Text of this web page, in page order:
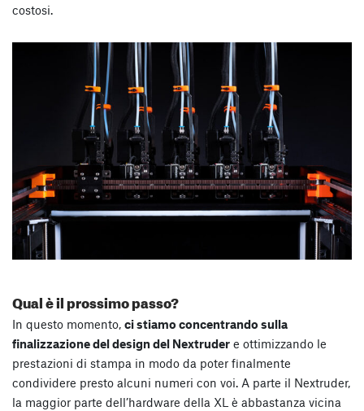
costosi.
Qual è il prossimo passo?
In questo momento, ci stiamo concentrando sulla
finalizzazione del design del Nextruder e ottimizzando le
prestazioni di stampa in modo da poter finalmente
condividere presto alcuni numeri con voi. A parte il Nextruder,
la maggior parte dell’hardware della XL è abbastanza vicina